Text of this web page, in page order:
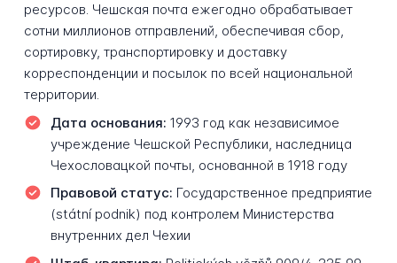
ресурсов. Чешская почта ежегодно обрабатывает
сотни миллионов отправлений, обеспечивая сбор,
сортировку, транспортировку и доставку
корреспонденции и посылок по всей национальной
территории.
Дата основания: 1993 год как независимое
учреждение Чешской Республики, наследница
Чехословацкой почты, основанной в 1918 году
Правовой статус: Государственное предприятие
(státní podnik) под контролем Министерства
внутренних дел Чехии